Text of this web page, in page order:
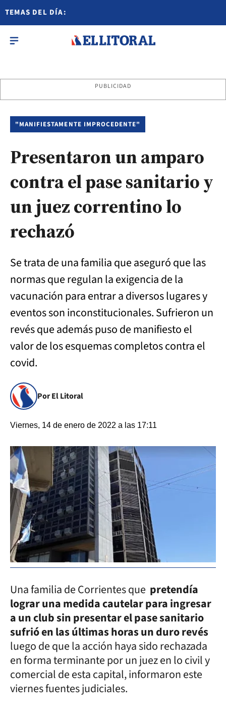
TEMAS DEL DÍA:
PUBLICIDAD
"MANIFIESTAMENTE IMPROCEDENTE"
Presentaron un amparo
contra el pase sanitario y
un juez correntino lo
rechazó
Se trata de una familia que aseguró que las
normas que regulan la exigencia de la
vacunación para entrar a diversos lugares y
eventos son inconstitucionales. Sufrieron un
revés que además puso de manifiesto el
valor de los esquemas completos contra el
covid.
Por El Litoral
Viernes, 14 de enero de 2022 a las 17:11
Una familia de Corrientes que pretendía
lograr una medida cautelar para ingresar
a un club sin presentar el pase sanitario
sufrió en las últimas horas un duro revés
luego de que la acción haya sido rechazada
en forma terminante por un juez en lo civil y
comercial de esta capital, informaron este
viernes fuentes judiciales.